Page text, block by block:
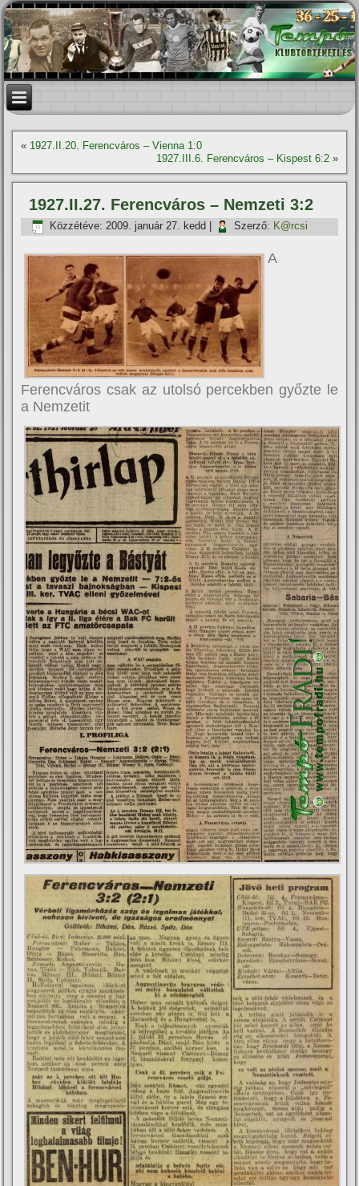
« 1927.II.20. Ferencváros – Vienna 1:0
1927.III.6. Ferencváros – Kispest 6:2»
1927.II.27. Ferencváros – Nemzeti 3:2
Közzétéve: 2009. január 27. kedd Szerző: K@rcsi
A
Ferencváros csak az utolsó percekben győzte le
a Nemzetit